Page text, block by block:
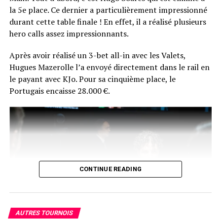
par donner une interview à Comanche.
La réaction du vainqueur fera certainement son petit
bonhomme de chemin sur les réseaux du poker
français… En plus de ça, Chotec risque de se souvenir
longtemps de sa photo d’après-victoire… en peignoir !
la 5e place. Ce dernier a particulièrement impressionné
durant cette table finale ! En effet, il a réalisé plusieurs
hero calls assez impressionnants.
Après avoir réalisé un 3-bet all-in avec les Valets,
Hugues Mazerolle l’a envoyé directement dans le rail en
le payant avec KJo. Pour sa cinquième place, le
Portugais encaisse 28.000 €.
CONTINUE READING
AUTRES TOURNOIS